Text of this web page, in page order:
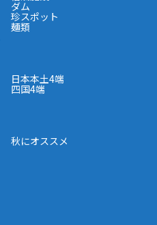
ダム
珍スポット
麺類
日本本土4端
四国4端
秋にオススメ